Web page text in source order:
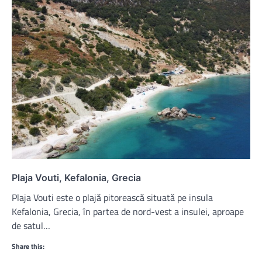
Plaja Vouti, Kefalonia, Grecia
Plaja Vouti este o plajă pitorească situată pe insula
Kefalonia, Grecia, în partea de nord-vest a insulei, aproape
de satul…
Share this: